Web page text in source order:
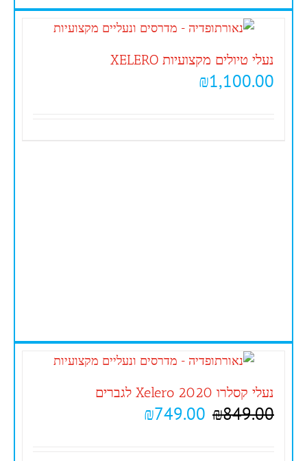
נעלי טיולים מקצועיות XELERO
₪1,100.00
נעלי קסלרו 2020 Xelero לגברים
₪849.00
₪749.00